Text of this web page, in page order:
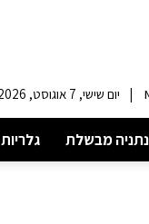
| יום שישי, 7 אוגוסט, 2026
נתניה מבשלת גלריות